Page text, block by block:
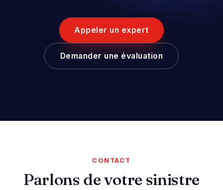
Appeler un expert
Demander une évaluation
CONTACT
Parlons de votre sinistre